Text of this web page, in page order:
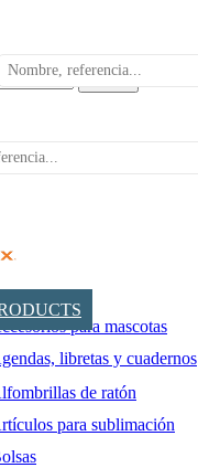
search
para mascotas
libretas y cuadernos
de ratón
para sublimación